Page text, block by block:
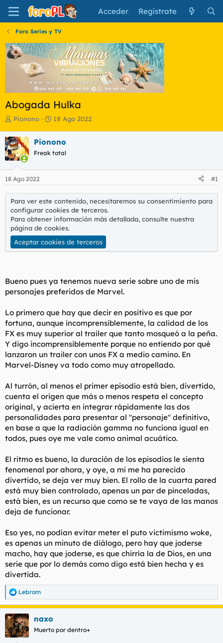
Acceder Regístrate
Foro Series y TV
Abogada Hulka
I
i
c
i
a
d
o
d
e
l
t
e
m
a
Pionono
F
h
a
e
c
i
o
18 Ago 2022
Pionono
Freak total
18 Ago 2022 #1
Para ver este contenido, necesitaremos su consentimiento para
configurar cookies de terceros.
Para obtener información más detallada, consulte nuestra
página de cookies.
Aceptar cookies de terceros
Bueno pues ya tenemos nueva serie sobre uno de mis
personajes preferidos de Marvel.
Lo primero que hay que decir en positivo es que por
fortuna, aunque incomprensiblemente, la calidad de los
FX es muy superior al trailer que tanto mosqueó a la peña.
Y digo incomprensiblemente porque no entiendo por qué
lanzaron un trailer con unos FX a medio camino. En
Marvel-Disney va todo como muy atropellado.
Al turrón, al menos el primer episodio está bien, divertido,
cuenta el origen que más o menos respeta el concepto
original, y acierta en integrar rápidamente las dos
personalidades para presentar al "personaje" definitivo,
en base a que la radiación gamma no funciona igual en
todos, pues oye me vale como animal acuático.
El ritmo es bueno, la duración de los episodios le sienta
fenomenal por ahora, y oye, a mí me ha parecido
divertido, se deja ver muy bien. El rollo de la cuarta pared
está muy bien controlado, apenas un par de pinceladas,
está bien, es un recurso que como se te vaya de las manos
deja de funcionar.
Eso yes, no podían evitar meter el puto victimismo woke,
es apenas un minuto de diálogo, pero hay que joderse
macho, hay que joderse, es que chirría la de Dios, en una
serie que por lo demás como digo está bien hecha y es
divertida.
R
e
a
c
c
i
Lebrom
naxo
Muerto por dentro+